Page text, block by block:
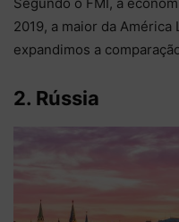
2019, a maior da América
expandimos a
2. Rússia